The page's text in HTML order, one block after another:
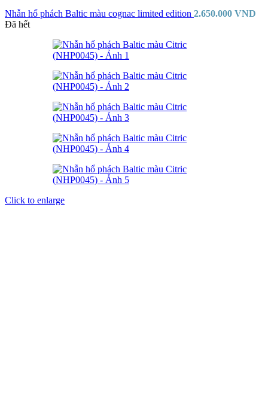
Nhẫn hổ phách Baltic màu cognac limited edition 2.650.000 VND
Đã hết
Click to enlarge